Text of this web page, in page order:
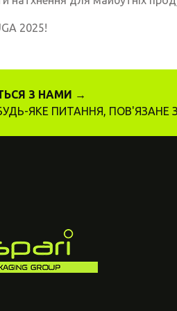
2025!
З НАМИ →
ЯКЕ ПИТАННЯ, ПОВ'ЯЗАНЕ